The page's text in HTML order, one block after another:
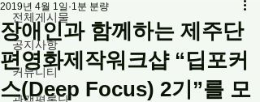
전체게시물
공지사항
커뮤니티
장애인과 함께하는 제주단
편영화제작워크샵 “딥포커
스(Deep Focus) 2기”를 모
2019년 4월 1일 1분 분량